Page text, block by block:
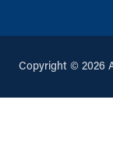
Copyright © 2026